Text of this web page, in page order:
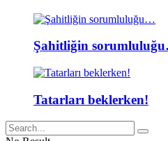
Şahitliğin
Tatarları beklerken!